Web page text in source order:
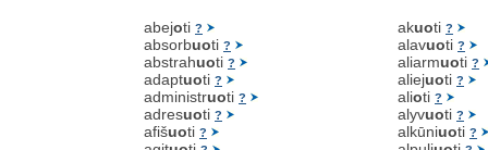
abejoti ?
absorbuoti ?
abstrahuoti ?
adaptuoti ?
administruoti ?
adresuoti ?
afišuoti ?
akuoti ?
alavuoti ?
aliarmuoti ?
aliejuoti ?
alioti ?
alyvuoti ?
alkūniuoti ?